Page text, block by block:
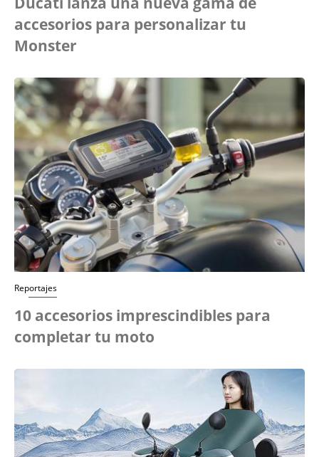
accesorios para personalizar tu
Monster
Reportajes
10 accesorios imprescindibles para
completar tu moto